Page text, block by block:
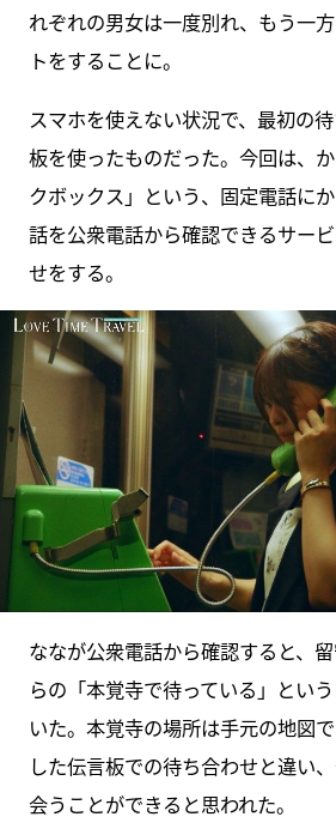
れぞれの男女は一度別れ、もう一
トをすることに。
スマホを使えない状況で、最初の
板を使ったものだった。今回は、
クボックス」という、固定電話に
話を公衆電話から確認できるサー
せをする。
ななが公衆電話から確認すると、
らの「本覚寺で待っている」とい
いた。本覚寺の場所は手元の地図
した伝言板での待ち合わせと違い
会うことができると思われた。